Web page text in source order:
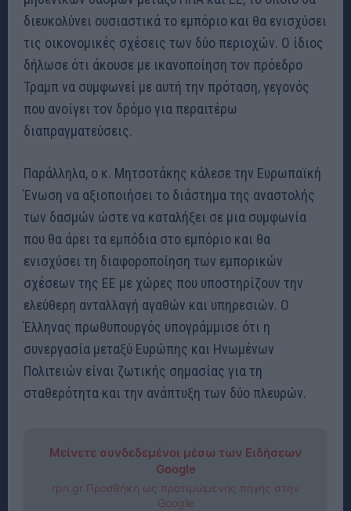
διευκολύνει ουσιαστικά το εμπόριο και θα ενισχύσει
τις οικονομικές σχέσεις των δύο περιοχών. Ο ίδιος
δήλωσε ότι άκουσε με ικανοποίηση τον πρόεδρο
Τραμπ να συμφωνεί με αυτή την πρόταση, γεγονός
που ανοίγει τον δρόμο για περαιτέρω
διαπραγματεύσεις.
Παράλληλα, ο κ. Μητσοτάκης κάλεσε την Ευρωπαϊκή
Ένωση να αξιοποιήσει το διάστημα της αναστολής
των δασμών ώστε να καταλήξει σε μια συμφωνία
που θα άρει τα εμπόδια στο εμπόριο και θα
ενισχύσει τη διαφοροποίηση των εμπορικών
σχέσεων της ΕΕ με χώρες που υποστηρίζουν την
ελεύθερη ανταλλαγή αγαθών και υπηρεσιών. Ο
Έλληνας πρωθυπουργός υπογράμμισε ότι η
συνεργασία μεταξύ Ευρώπης και Ηνωμένων
Πολιτειών είναι ζωτικής σημασίας για τη
σταθερότητα και την ανάπτυξη των δύο πλευρών.
Μείνετε συνδεδεμένοι μέσω των Ειδήσεων
Google
rpn.gr Προσθήκη ως προτιμώμενης πηγής στην
Google